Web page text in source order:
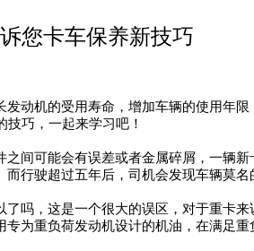
您卡车保养新技巧
动机的受用寿命，增加车辆的使用年
巧，一起来学习吧！
间可能会有误差或者金属碎屑，一辆
行驶超过五年后，司机会发现车辆莫名
吗，这是一个很大的误区，对于重卡
为重负荷发动机设计的机油，在满足